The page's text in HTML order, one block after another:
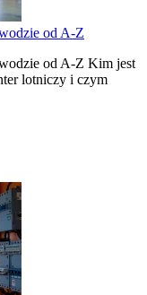
od A-Z
od A-Z Kim jest
lotniczy i czym